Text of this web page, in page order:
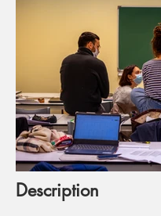
Retour
Description